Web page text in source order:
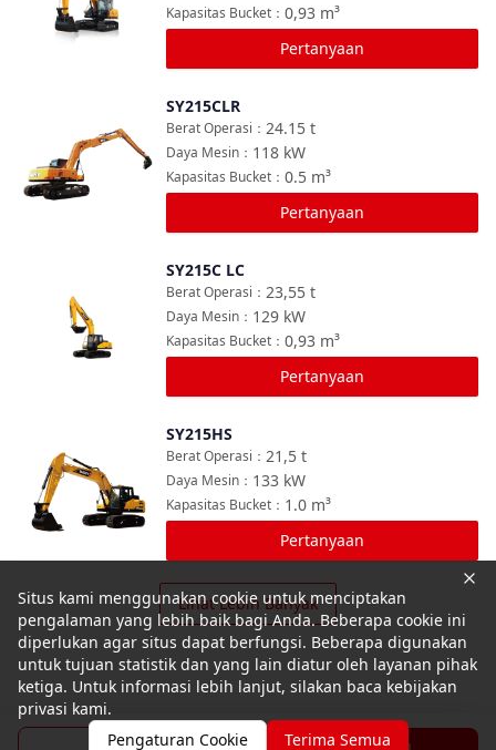
0,93 m³
Kapasitas Bucket ：
Pertanyaan
SY215CLR
24.15 t
Berat Operasi ：
118 kW
Daya Mesin ：
0.5 m³
Kapasitas Bucket ：
Pertanyaan
SY215C LC
23,55 t
Berat Operasi ：
129 kW
Daya Mesin ：
0,93 m³
Kapasitas Bucket ：
Pertanyaan
SY215HS
21,5 t
Berat Operasi ：
133 kW
Daya Mesin ：
1.0 m³
Kapasitas Bucket ：
Pertanyaan
Lihat Lebih Banyak
Situs kami menggunakan cookie untuk menciptakan
pengalaman yang lebih baik bagi Anda. Beberapa cookie ini
diperlukan agar situs dapat berfungsi. Beberapa digunakan
untuk tujuan statistik dan yang lain diatur oleh layanan pihak
ketiga. Untuk informasi lebih lanjut, silakan baca kebijakan
privasi kami.
Pengaturan Cookie
Terima Semua